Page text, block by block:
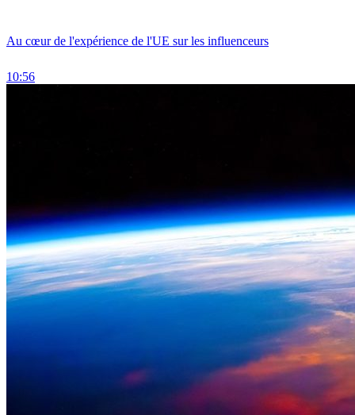
Au cœur de l'expérience de l'UE sur les influenceurs
10:56